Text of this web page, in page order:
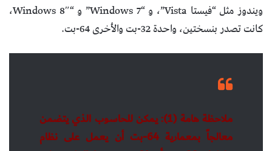
ويندوز مثل “فيستا Vista”، و “Windows 7” و “Windows 8″،
كانت تصدر بنسختين، واحدة 32-بت والأخرى 64-بت.
ملاحظة هامة (1): يمكن للحاسوب الذي يتضمن
معالجاً بمعمارية 64-بت أن يعمل على نظام